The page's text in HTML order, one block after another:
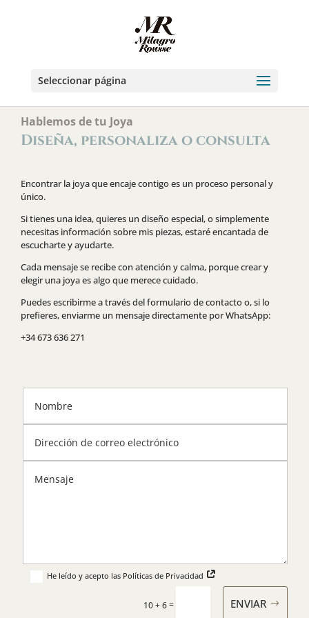
Seleccionar página
Hablemos de tu Joya
Diseña, personaliza o consulta
Encontrar la joya que encaje contigo es un proceso personal y
único.
Si tienes una idea, quieres un diseño especial, o simplemente
necesitas información sobre mis piezas, estaré encantada de
escucharte y ayudarte.
Cada mensaje se recibe con atención y calma, porque crear y
elegir una joya es algo que merece cuidado.
Puedes escribirme a través del formulario de contacto o, si lo
prefieres, enviarme un mensaje directamente por WhatsApp:
+34 673 636 271
He leído y acepto las Políticas de Privacidad
10 + 6= ENVIAR